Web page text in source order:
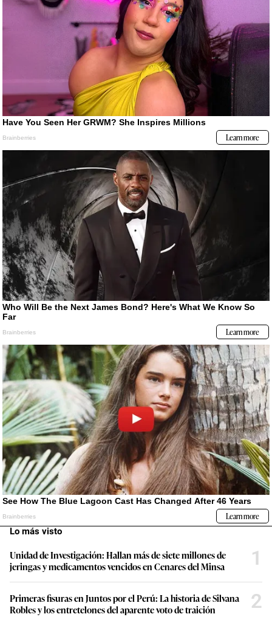
Lo más visto
Unidad de Investigación: Hallan más de siete millones de
jeringas y medicamentos vencidos en Cenares del Minsa
1
Primeras fisuras en Juntos por el Perú: La historia de Silvana
Robles y los entretelones del aparente voto de traición
2